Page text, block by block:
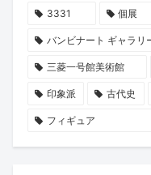
3331 個展
バンビナート ギャラリ
三菱一号館美術館
印象派 古代史
フィギュア